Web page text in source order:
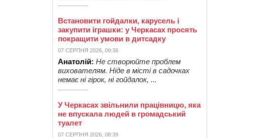
Встановити гойдалки, карусель і
закупити іграшки: у Черкасах просять
покращити умови в дитсадку
07 СЕРПНЯ 2026, 09:36
Анатолій: Не створюйте проблем
вихователям. Ніде в місті в садочках
немає ні гірок, ні гойдалок, ...
У Черкасах звільнили працівницю, яка
не впускала людей в громадський
туалет
07 СЕРПНЯ 2026, 08:39